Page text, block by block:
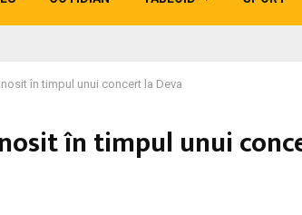
în timpul unui concert la Deva
în timpul unui